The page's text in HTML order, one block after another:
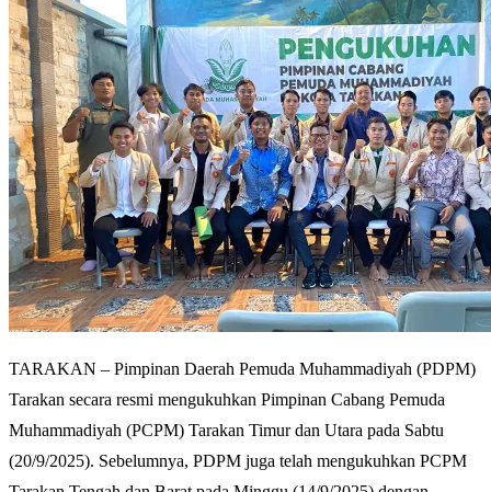
TARAKAN – Pimpinan Daerah Pemuda Muhammadiyah (PDPM)
Tarakan secara resmi mengukuhkan Pimpinan Cabang Pemuda
Muhammadiyah (PCPM) Tarakan Timur dan Utara pada Sabtu
(20/9/2025). Sebelumnya, PDPM juga telah mengukuhkan PCPM